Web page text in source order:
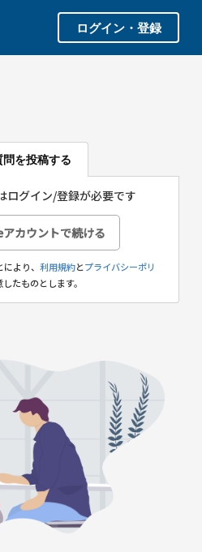
ログイン・登録
問を投稿する
ログイン/登録が必要です
カウントで続ける
より、 利用規約とプライバシーポリ
たものとします。